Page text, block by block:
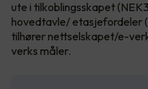
ute i tilkoblingsskapet
hovedtavle/ etasjefordeler
tilhører nettselskapet/e-
verks måler.